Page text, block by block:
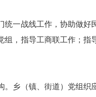
一战线工作，协助做好
，指导工商联工作；指
（镇、街道）党组织